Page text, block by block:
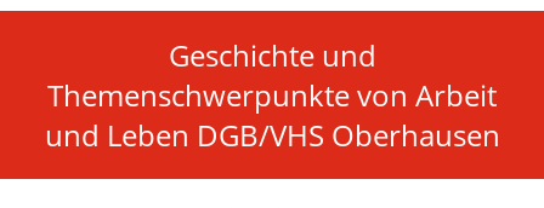
Geschichte und
Themenschwerpunkte von Arbeit
und Leben DGB/VHS Oberhausen